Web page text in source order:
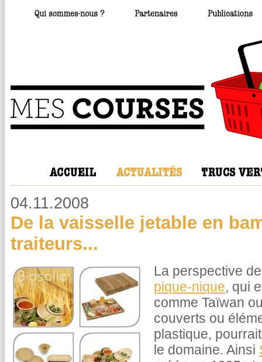
04.11.2008
De la vaisselle jetable en
traiteurs...
La perspective
pique-nique, qui
comme Taïwan
couverts ou
plastique,
le domaine. Ainsi